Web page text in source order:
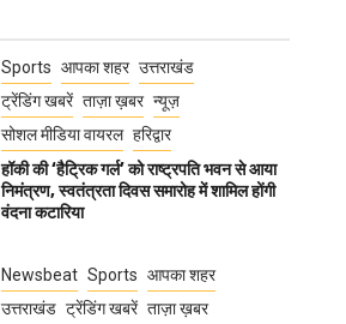
Sports आपका शहर उत्तराखंड
ट्रेंडिंग खबरें ताज़ा ख़बर न्यूज़
सोशल मीडिया वायरल हरिद्वार
हॉकी की ‘हैट्रिक गर्ल’ को राष्ट्रपति भवन से आया
निमंत्रण, स्वतंत्रता दिवस समारोह में शामिल होंगी
वंदना कटारिया
Newsbeat Sports आपका शहर
उत्तराखंड ट्रेंडिंग खबरें ताज़ा ख़बर